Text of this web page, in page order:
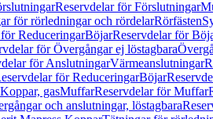
Reservdelar för Förslutningar
för rörledningar och rördelarRörfästen
ReduceringarBöjarReservdelar för
för Övergångar ej löstagbara
för AnslutningarVärmeanslutningar
för ReduceringarBöjar
gasMuffarReservdelar för Muffar
och anslutningar, löstagbara